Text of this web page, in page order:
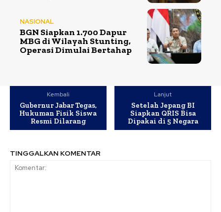
NASIONAL
BGN Siapkan 1.700 Dapur
MBG di Wilayah Stunting,
Operasi Dimulai Bertahap
Kembali
Gubernur Jabar Tegas,
Hukuman Fisik Siswa
Resmi Dilarang
Lanjut
Setelah Jepang BI
Siapkan QRIS Bisa
Dipakai di 5 Negara
TINGGALKAN KOMENTAR